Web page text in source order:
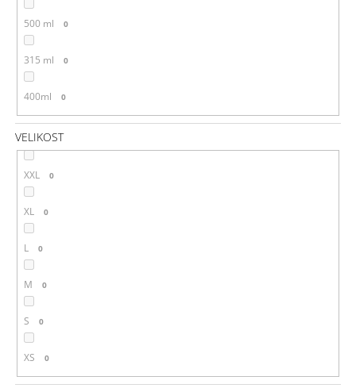
500 ml 0
315 ml 0
400ml 0
VELIKOST
XXL 0
XL 0
L 0
M 0
S 0
XS 0